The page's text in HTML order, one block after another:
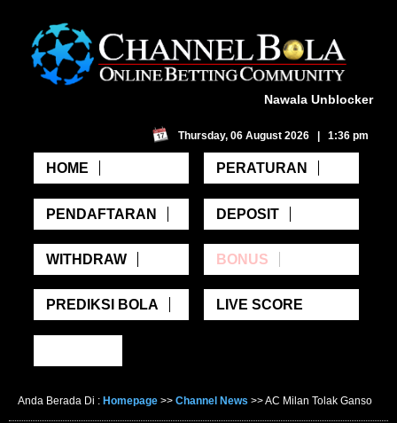
Nawala Unblocker
Thursday, 06 August 2026 | 1:36 pm
HOME PERATURAN
PENDAFTARAN DEPOSIT
WITHDRAW BONUS
PREDIKSI BOLA LIVE SCORE
Anda Berada Di : Homepage >> Channel News >>AC Milan Tolak Ganso